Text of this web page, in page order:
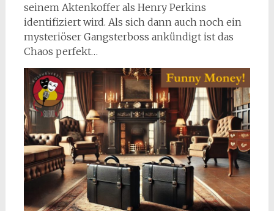
seinem Aktenkoffer als Henry Perkins
identifiziert wird. Als sich dann auch noch ein
mysteriöser Gangsterboss ankündigt ist das
Chaos perfekt…